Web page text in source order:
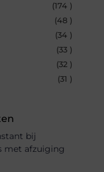
(174 )
(48 )
(34 )
(33 )
(32 )
(31 )
bij
met afzuiging